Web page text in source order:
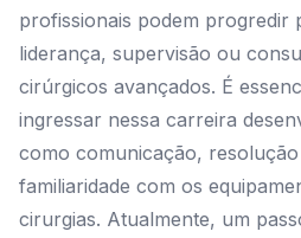
profissionais podem progredir
liderança, supervisão ou
cirúrgicos avançados. É
ingressar nessa carreira
como comunicação,
familiaridade com os
cirurgias. Atualmente, um